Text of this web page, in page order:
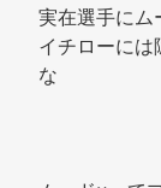
実在選手にム
イチローには
な